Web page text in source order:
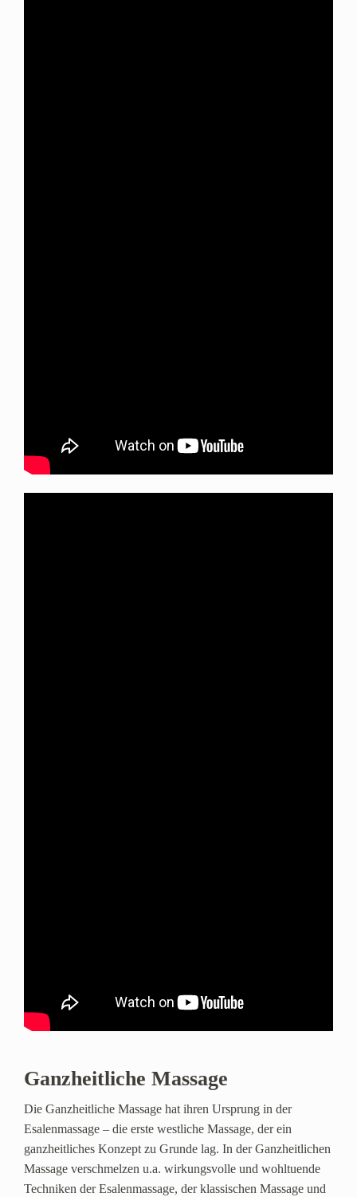
Ganzheitliche Massage
Die Ganzheitliche Massage hat ihren Ursprung in der
Esalenmassage – die erste westliche Massage, der ein
ganzheitliches Konzept zu Grunde lag. In der Ganzheitlichen
Massage verschmelzen u.a. wirkungsvolle und wohltuende
Techniken der Esalenmassage, der klassischen Massage und